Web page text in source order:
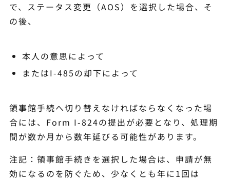
で、ステータス変更（AOS）を選択した場合、そ
の後、
本人の意思によって
またはI-485の却下によって
領事館手続へ切り替えなければならなくなった場
合には、Form I-824の提出が必要となり、処理期
間が数か月から数年延びる可能性があります。
注記：領事館手続きを選択した場合は、申請が無
効になるのを防ぐため、少なくとも年に1回は